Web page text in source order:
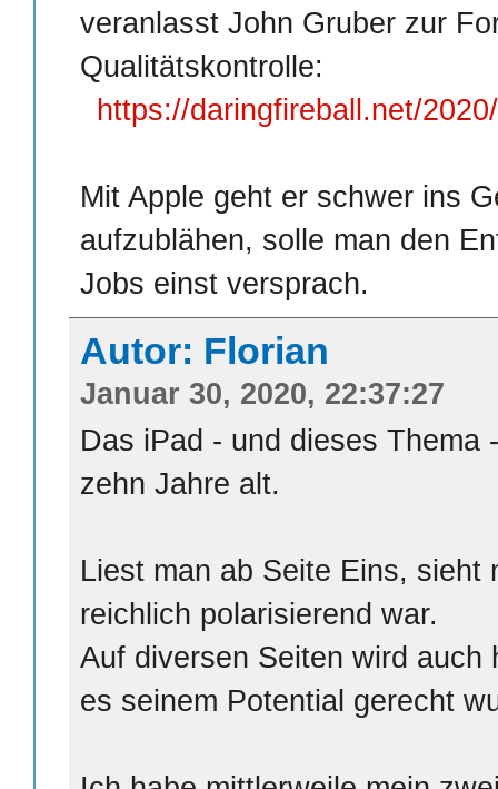
veranlasst John Gruber zur
Qualitätskontrolle:
https://daringfireball.net/
Mit Apple geht er schwer ins
aufzublähen, solle man den
Jobs einst versprach.
Autor: Florian
Januar 30, 2020, 22:37:27
Das iPad - und dieses Thema
zehn Jahre alt.
Liest man ab Seite Eins, sieht
reichlich polarisierend war.
Auf diversen Seiten wird auch
es seinem Potential gerecht